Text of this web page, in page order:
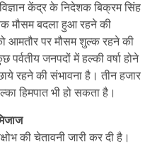
केंद्र के निदेशक बिक्रम सिंह
मौसम बदला हुआ रहने की
आमतौर पर मौसम शुल्क रहने की
जनपदों में हल्की वर्षा होने
रहने की संभावना है। तीन हजार
हिमपात भी हो सकता है।
की चेतावनी जारी कर दी है।